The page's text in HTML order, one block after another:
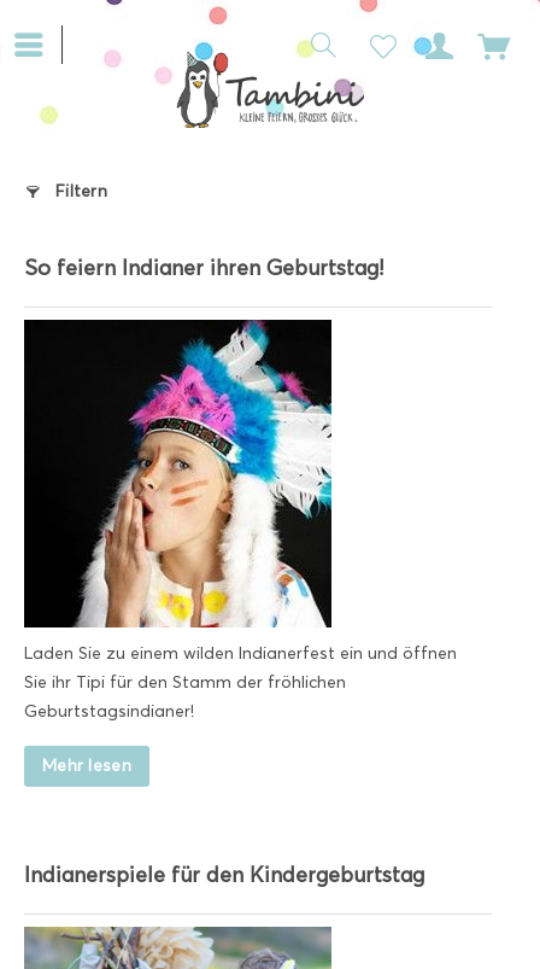
Filtern
So feiern Indianer ihren Geburtstag!
Laden Sie zu einem wilden Indianerfest ein und öffnen
Sie ihr Tipi für den Stamm der fröhlichen
Geburtstagsindianer!
Mehr lesen
Indianerspiele für den Kindergeburtstag